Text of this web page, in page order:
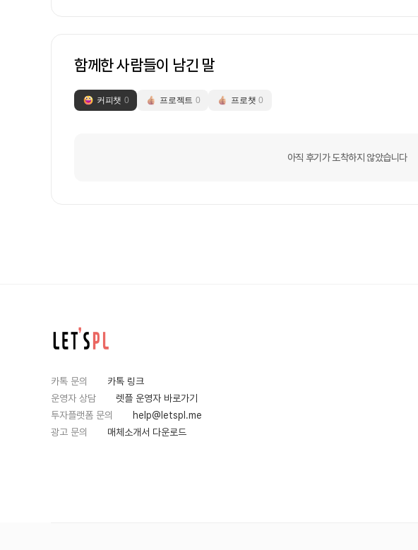
함께한 사람들이 남긴 말
커피챗 0 프로젝트 0 프로챗 0
아직 후기가 도착하지 않았습니다
카톡 문의
카톡 링크
운영자 상담
렛플 운영자 바로가기
투자플랫폼 문의
help@letspl.me
광고 문의
매체소개서 다운로드